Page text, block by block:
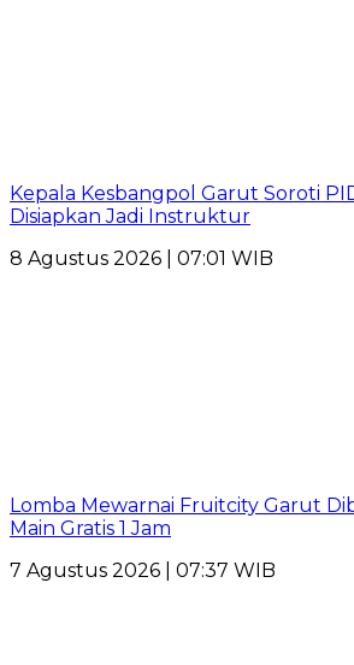
Kepala Kesbangpol Garut Soroti
Disiapkan Jadi Instruktur
8 Agustus 2026 | 07:01 WIB
Lomba Mewarnai Fruitcity Garut
Main Gratis 1 Jam
7 Agustus 2026 | 07:37 WIB